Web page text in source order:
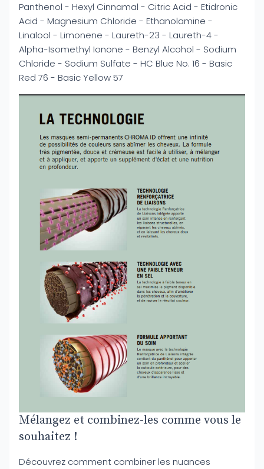
Panthenol - Hexyl Cinnamal - Citric Acid - Etidronic
Acid - Magnesium Chloride - Ethanolamine -
Linalool - Limonene - Laureth-23 - Laureth-4 -
Alpha-Isomethyl Ionone - Benzyl Alcohol - Sodium
Chloride - Sodium Sulfate - HC Blue No. 16 - Basic
Red 76 - Basic Yellow 57
Mélangez et combinez-les comme vous le
souhaitez !
Découvrez comment combiner les nuances